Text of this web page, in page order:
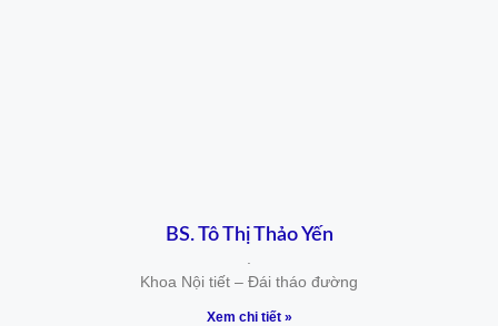
BS. Tô Thị Thảo Yến
Khoa Nội tiết – Đái tháo đường
Xem chi tiết »